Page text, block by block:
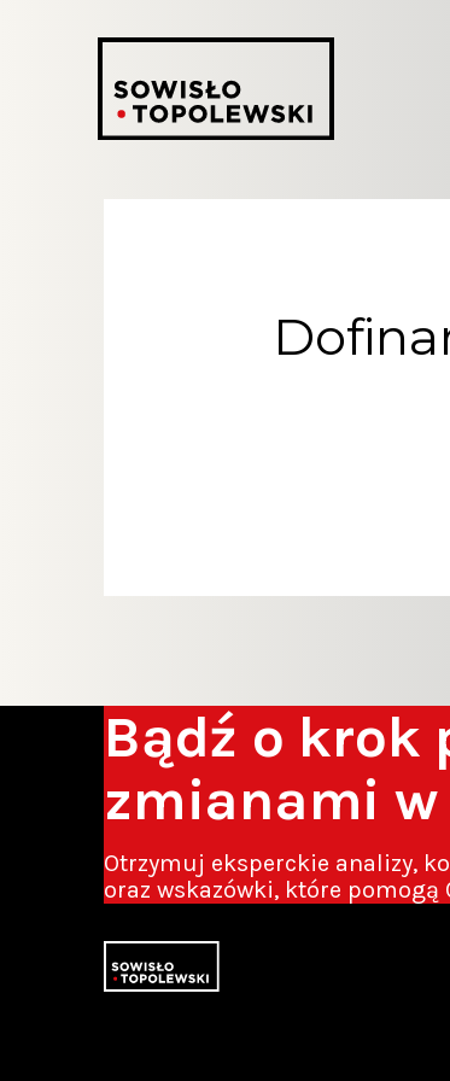
Bądź o krok
zmianami
Otrzymuj eksperckie analizy,
oraz wskazówki, które pomogą